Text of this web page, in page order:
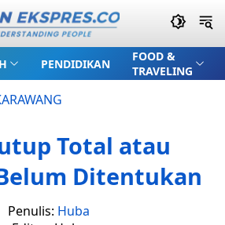
PENDIDIKAN
FOOD &
TRAVELING
Total atau
Ditentukan
Penulis: Huba